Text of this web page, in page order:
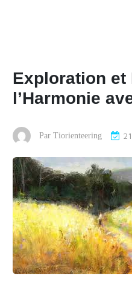
Exploration et
l’Harmonie
Par Tiorienteering